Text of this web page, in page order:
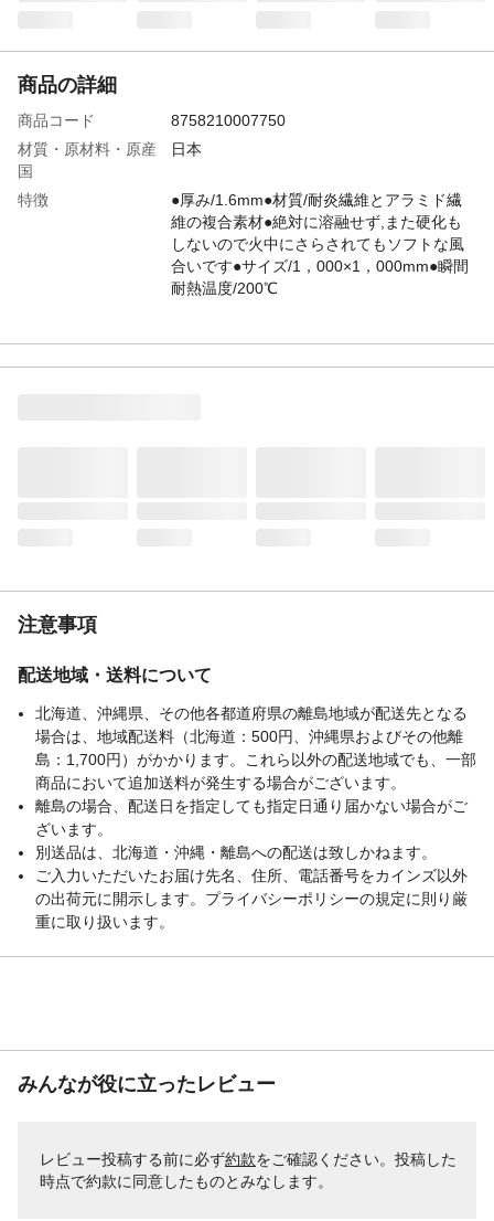
商品の詳細
商品コード
8758210007750
材質・原材料・原産
国
日本
特徴
●厚み/1.6mm●材質/耐炎繊維とアラミド繊
維の複合素材●絶対に溶融せず,また硬化も
しないので火中にさらされてもソフトな風
合いです●サイズ/1，000×1，000mm●瞬間
耐熱温度/200℃
注意事項
配送地域・送料について
北海道、沖縄県、その他各都道府県の離島地域が配送先となる
場合は、地域配送料（北海道：500円、沖縄県およびその他離
島：1,700円）がかかります。これら以外の配送地域でも、一部
商品において追加送料が発生する場合がございます。
離島の場合、配送日を指定しても指定日通り届かない場合がご
ざいます。
別送品は、北海道・沖縄・離島への配送は致しかねます。
ご入力いただいたお届け先名、住所、電話番号をカインズ以外
の出荷元に開示します。プライバシーポリシーの規定に則り厳
重に取り扱います。
みんなが役に立ったレビュー
レビュー投稿する前に必ず約款をご確認ください。投稿した
時点で約款に同意したものとみなします。